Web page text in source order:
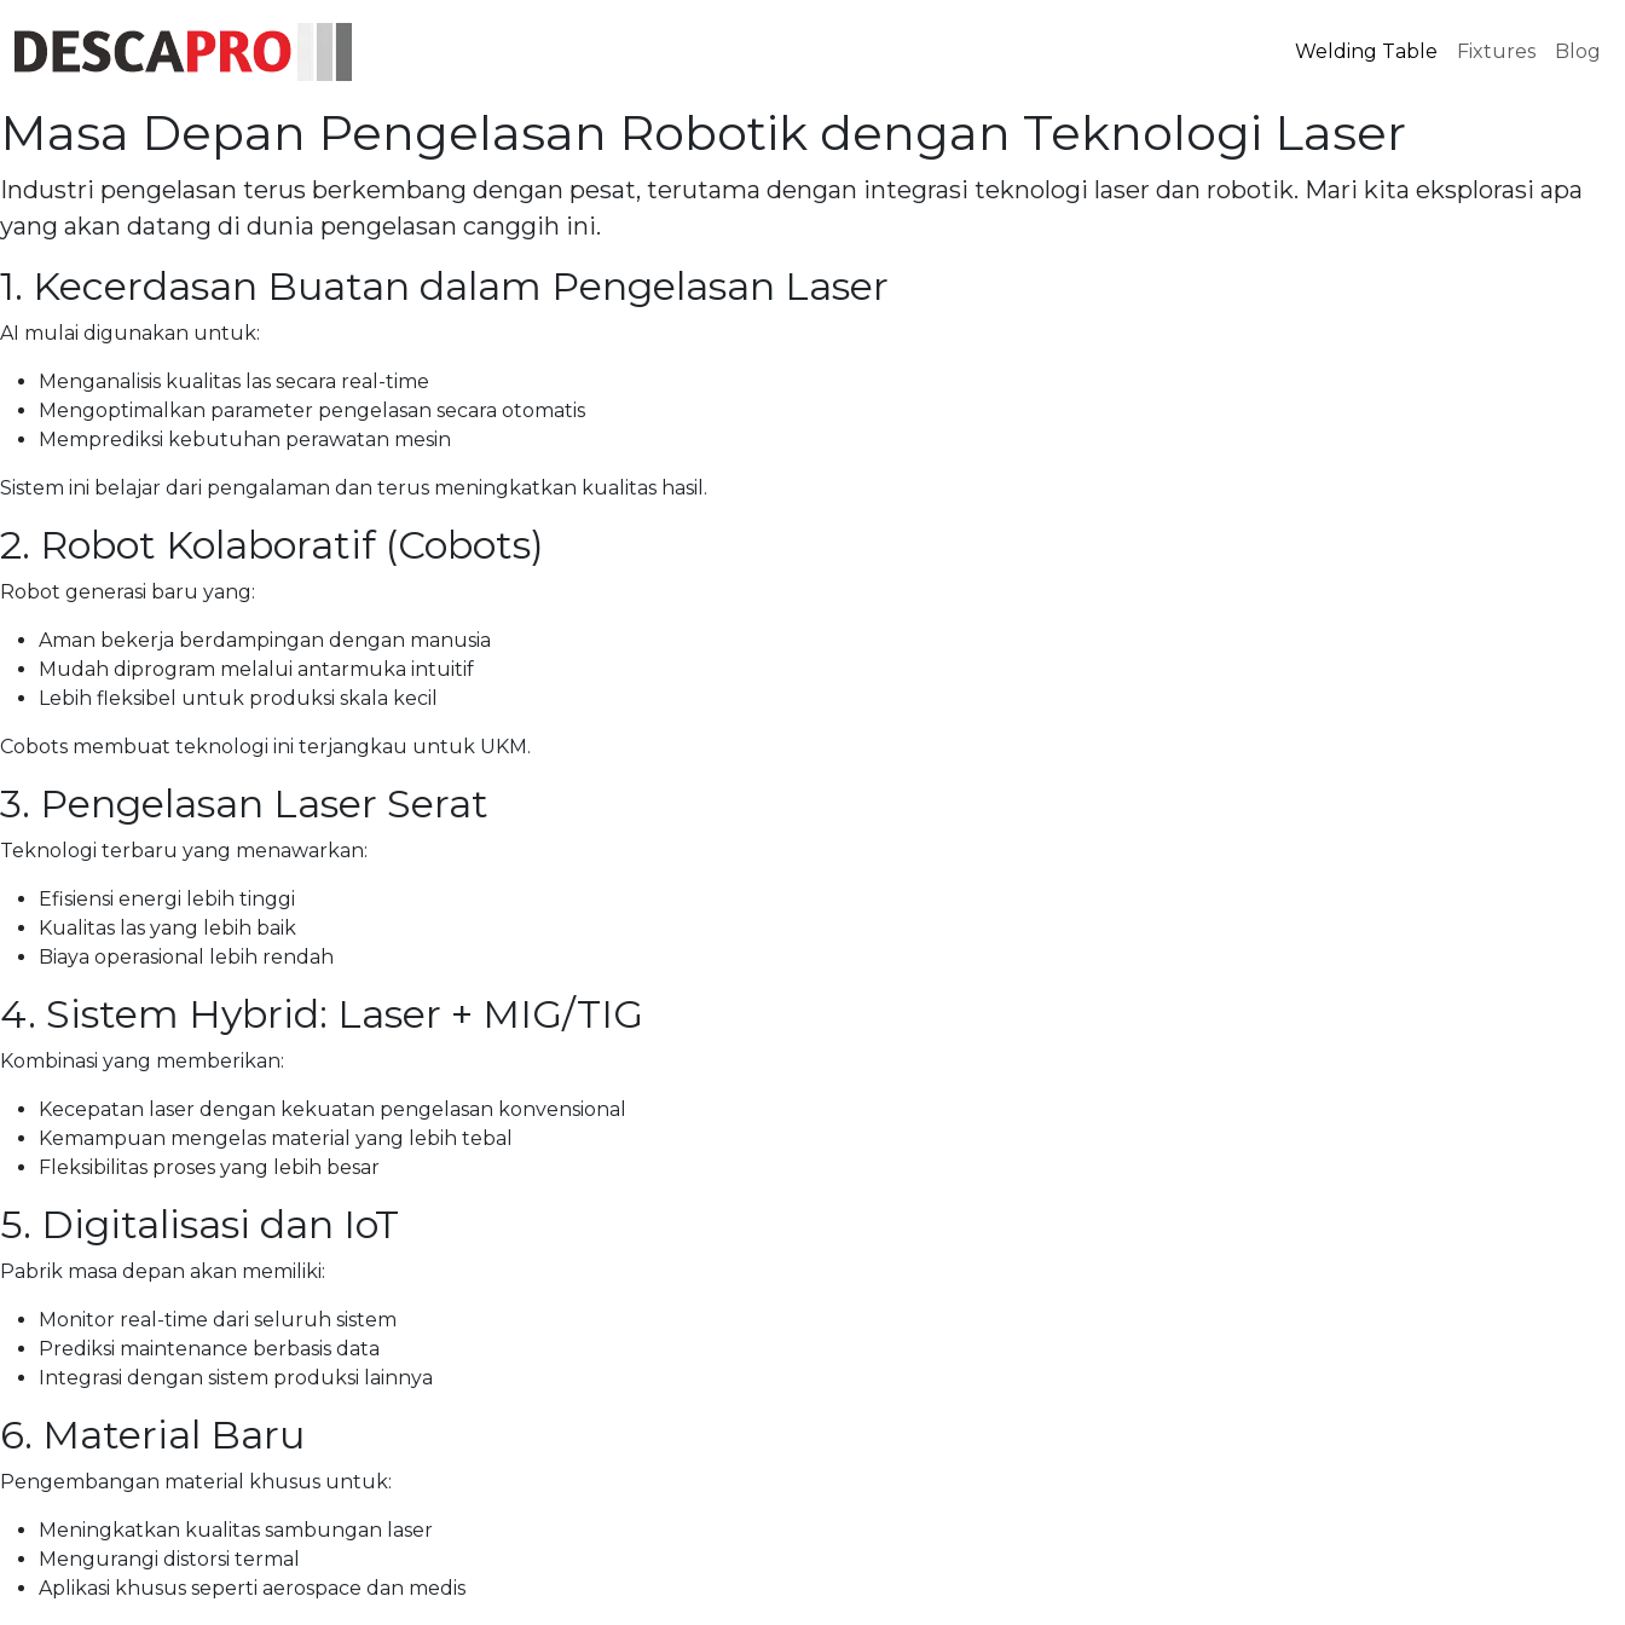
Welding Table Fixtures Blog
Masa Depan Pengelasan Robotik dengan Teknologi Laser
Industri pengelasan terus berkembang dengan pesat, terutama dengan integrasi teknologi laser dan robotik. Mari kita eksplorasi apa
yang akan datang di dunia pengelasan canggih ini.
1. Kecerdasan Buatan dalam Pengelasan Laser
AI mulai digunakan untuk:
Menganalisis kualitas las secara real-time
Mengoptimalkan parameter pengelasan secara otomatis
Memprediksi kebutuhan perawatan mesin
Sistem ini belajar dari pengalaman dan terus meningkatkan kualitas hasil.
2. Robot Kolaboratif (Cobots)
Robot generasi baru yang:
Aman bekerja berdampingan dengan manusia
Mudah diprogram melalui antarmuka intuitif
Lebih fleksibel untuk produksi skala kecil
Cobots membuat teknologi ini terjangkau untuk UKM.
3. Pengelasan Laser Serat
Teknologi terbaru yang menawarkan:
Efisiensi energi lebih tinggi
Kualitas las yang lebih baik
Biaya operasional lebih rendah
4. Sistem Hybrid: Laser + MIG/TIG
Kombinasi yang memberikan:
Kecepatan laser dengan kekuatan pengelasan konvensional
Kemampuan mengelas material yang lebih tebal
Fleksibilitas proses yang lebih besar
5. Digitalisasi dan IoT
Pabrik masa depan akan memiliki:
Monitor real-time dari seluruh sistem
Prediksi maintenance berbasis data
Integrasi dengan sistem produksi lainnya
6. Material Baru
Pengembangan material khusus untuk:
Meningkatkan kualitas sambungan laser
Mengurangi distorsi termal
Aplikasi khusus seperti aerospace dan medis